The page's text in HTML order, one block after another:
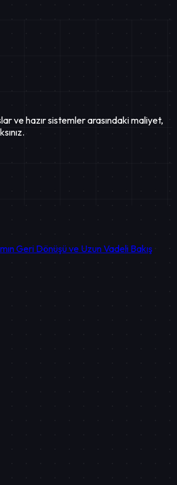
ve hazır sistemler arasındaki maliyet,
Geri Dönüşü ve Uzun Vadeli Bakış